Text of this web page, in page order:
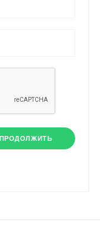
ПРОДОЛЖИТЬ